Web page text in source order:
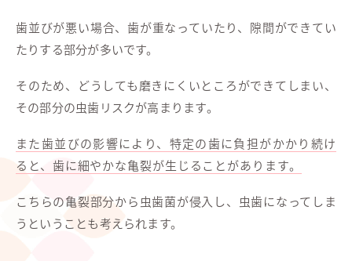
歯並びが悪い場合、歯が重なっていたり、隙間ができてい
たりする部分が多いです。
そのため、どうしても磨きにくいところができてしまい、
その部分の虫歯リスクが高まります。
また歯並びの影響により、特定の歯に負担がかかり続け
ると、歯に細やかな亀裂が生じることがあります。
こちらの亀裂部分から虫歯菌が侵入し、虫歯になってしま
うということも考えられます。